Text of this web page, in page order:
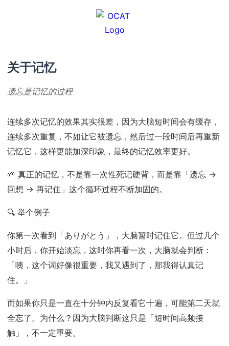
关于记忆
遗忘是记忆的过程
连续多次记忆的效果其实很差，因为大脑短时间会有缓存，
连续多次重复，不如让它被遗忘，然后过一段时间后再重新
记忆它，这样更能加深印象，最终的记忆效率更好。
🌱 真正的记忆，不是靠一次性死记硬背，而是靠「遗忘 →
回想 → 再记住」这个循环过程不断加固的。
🔍 举个例子
你第一次看到「ありがとう」，大脑暂时记住它。但过几个
小时后，你开始淡忘，这时你再看一次，大脑就会判断：
「咦，这个词好像很重要，我又遇到了，那我得认真记
住。」
而如果你只是一直在十分钟内反复看它十遍，可能第二天就
全忘了。为什么？因为大脑判断这只是「短时间高频接
触」，不一定重要。